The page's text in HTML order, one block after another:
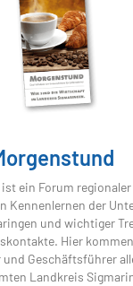
ein Forum
Kennenlernen der
und wichtiger
Hier
Geschäftsführer
Landkreis